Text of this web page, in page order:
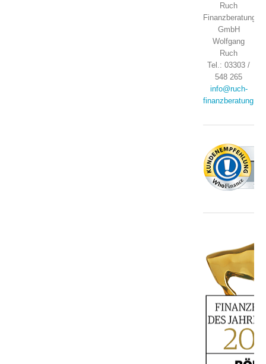
Ruch
Finanzberatung
GmbH
Wolfgang
Ruch
Tel.: 03303 /
548 265
info@ruch-
finanzberatung.de